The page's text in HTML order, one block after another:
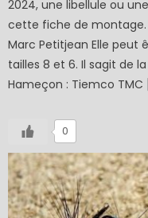
2024, une libellule ou
cette fiche de
Marc Petitjean Elle peut
tailles 8 et 6. Il sagit de
Hameçon : Tiemco TMC
0